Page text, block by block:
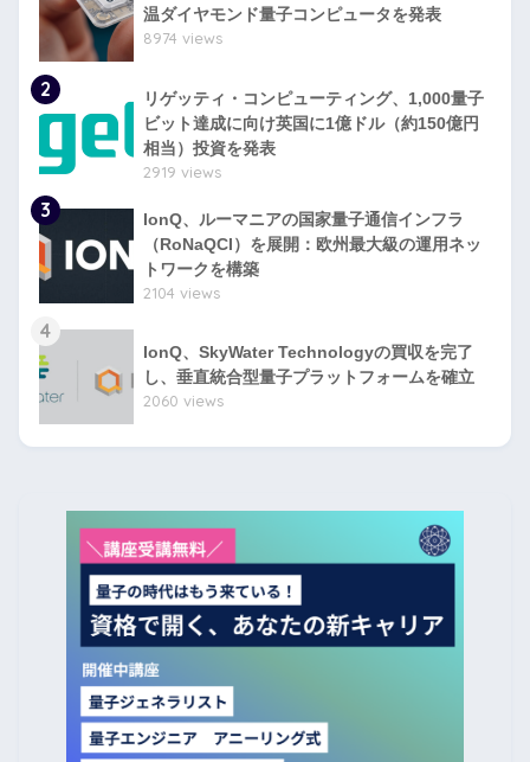
温ダイヤモンド量子コンピュータを発表
8974 views
2
リゲッティ・コンピューティング、1,000量子
ビット達成に向け英国に1億ドル（約150億円
相当）投資を発表
2919 views
3
IonQ、ルーマニアの国家量子通信インフラ
（RoNaQCI）を展開：欧州最大級の運用ネッ
トワークを構築
2104 views
4
IonQ、SkyWater Technologyの買収を完了
し、垂直統合型量子プラットフォームを確立
2060 views